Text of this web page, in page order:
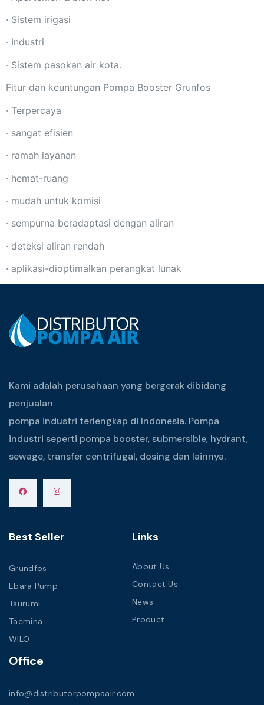
· Sistem irigasi
· Industri
· Sistem pasokan air kota.
Fitur dan keuntungan Pompa Booster Grunfos
· Terpercaya
· sangat efisien
· ramah layanan
· hemat-ruang
· mudah untuk komisi
· sempurna beradaptasi dengan aliran
· deteksi aliran rendah
· aplikasi-dioptimalkan perangkat lunak
Kami adalah perusahaan yang bergerak dibidang
penjualan
pompa industri terlengkap di Indonesia. Pompa
industri seperti pompa booster, submersible, hydrant,
sewage, transfer centrifugal, dosing dan lainnya.
Best Seller
Grundfos
Ebara Pump
Tsurumi
Tacmina
WILO
Links
About Us
Contact Us
News
Product
Office
info@distributorpompaair.com